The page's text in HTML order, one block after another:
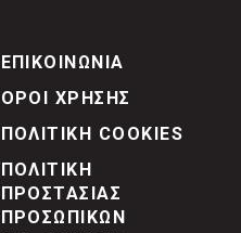
ΕΠΙΚΟΙΝΩΝΙΑ
ΟΡΟΙ ΧΡΗΣΗΣ
ΠΟΛΙΤΙΚΗ COOKIES
ΠΟΛΙΤΙΚΗ
ΠΡΟΣΤΑΣΙΑΣ
ΠΡΟΣΩΠΙΚΩΝ